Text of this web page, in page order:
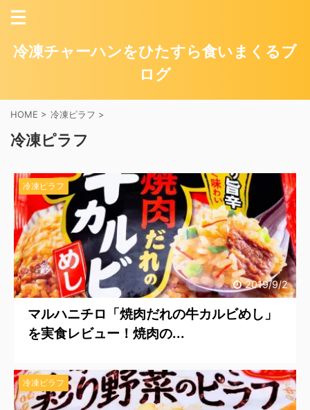
冷凍チャーハンをひたすら食いまくるブ
ログ
HOME > 冷凍ピラフ >
冷凍ピラフ
2019/9/2
冷凍ピラフ
マルハニチロ「焼肉だれの牛カルビめし」
を実食レビュー！焼肉の...
冷凍ピラフ